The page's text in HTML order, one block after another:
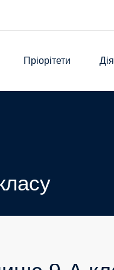
Пріорітети